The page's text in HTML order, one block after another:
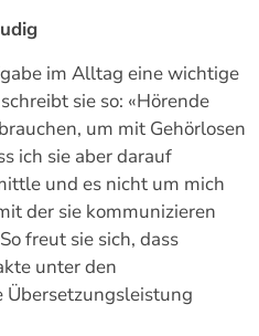
im Alltag eine wichtige
sie so: «Hörende
um mit Gehörlosen
ich sie aber darauf
und es nicht um mich
der sie kommunizieren
freut sie sich, dass
unter den
Übersetzungsleistung